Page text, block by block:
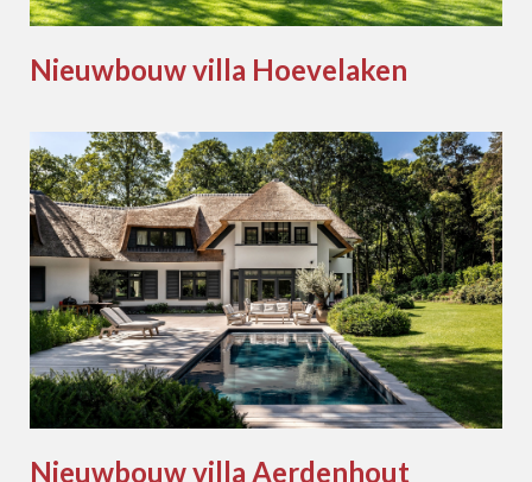
Nieuwbouw villa Hoevelaken
Nieuwbouw villa Aerdenhout